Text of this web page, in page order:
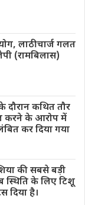
लाठीचार्ज गलत
(रामबिलास)
दौरान कथित तौर
करने के आरोप में
कर दिया गया
की सबसे बड़ी
के लिए टिशू
दिया है।